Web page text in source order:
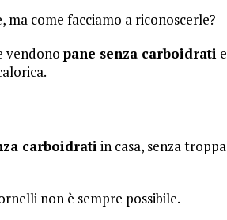
come facciamo a riconoscerle?
vendono pane senza carboidrati e
carboidrati in casa, senza troppa
non è sempre possibile.